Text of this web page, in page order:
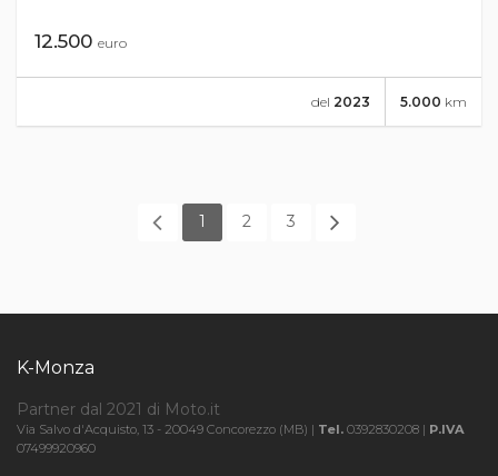
12.500 euro
5.000 km
del 2023
1 2 3
K-Monza
Partner dal 2021 di Moto.it
Via Salvo d'Acquisto, 13 - 20049 Concorezzo (MB) | Tel. 0392830208 | P.IVA
07499920960